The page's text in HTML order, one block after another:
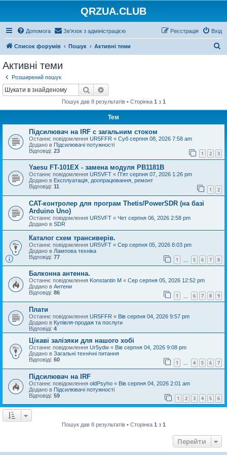
QRZUA.CLUB
Допомога Зв'язок з адміністрацією Вхід
Реєстрація
Список форумів Пошук Активні теми
Активні теми
Розширений пошук
Пошук
Пошук дав 8 результатів • Сторінка 1 з 1
Тем
Підсилювач на IRF с загальним стоком
Останнє повідомлення UR5FFR « Суб серпня 08, 2026 7:58 am
Додано в Підсилювачі потужності
Відповіді: 23 1 2 3
Yaesu FT-101EX - замена модуля PB1181B
Останнє повідомлення UR5VFT « П'ят серпня 07, 2026 1:26 pm
Додано в Експлуатація, доопрацювання, ремонт
Відповіді: 11 1 2
CAT-контролер для програм Thetis/PowerSDR (на базі
Arduino Uno)
Останнє повідомлення UR5VFT « Чет серпня 06, 2026 2:58 pm
Додано в SDR
Каталог схем трансиверів.
Останнє повідомлення UR5VFT « Сер серпня 05, 2026 8:03 pm
Додано в Лампова техніка
Відповіді: 77 1 5 6 7 8
Балконна антенна.
Останнє повідомлення Konstantin M « Сер серпня 05, 2026 12:52 pm
Додано в Антени
Відповіді: 86 1 6 7 8 9
Плати
Останнє повідомлення UR5FFR « Вів серпня 04, 2026 9:57 pm
Додано в Купівля-продаж та послуги
Відповіді: 4
Цікаві залізяки для нашого хобі
Останнє повідомлення Ur5ydw « Вів серпня 04, 2026 9:08 pm
Додано в Загальні технічні питання
Відповіді: 60 1 … 4 5 6 7
Підсилювач на IRF
Останнє повідомлення oldPsyho « Вів серпня 04, 2026 2:01 am
Додано в Підсилювачі потужності
Відповіді: 59 1 2 3 4 5 6
Пошук дав 8 результатів • Сторінка 1 з 1
Перейти